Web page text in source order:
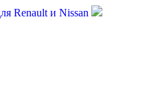
Renault и Nissan